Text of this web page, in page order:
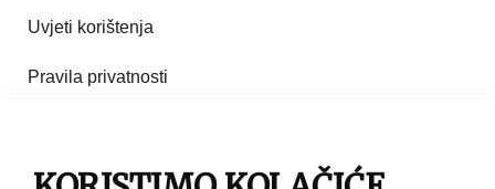
Uvjeti korištenja
Pravila privatnosti
Pravila korištenja